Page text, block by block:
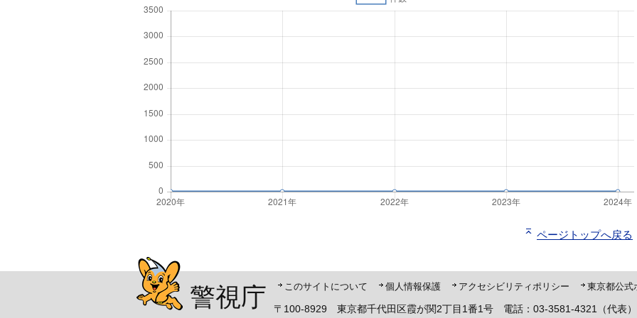
ページトップへ戻る
警視庁 このサイトについて 個人情報保護 アクセシビリティポリシー 東京都公式
〒100-8929 東京都千代田区霞が関2丁目1番1号 電話：03-3581-4321（代表）